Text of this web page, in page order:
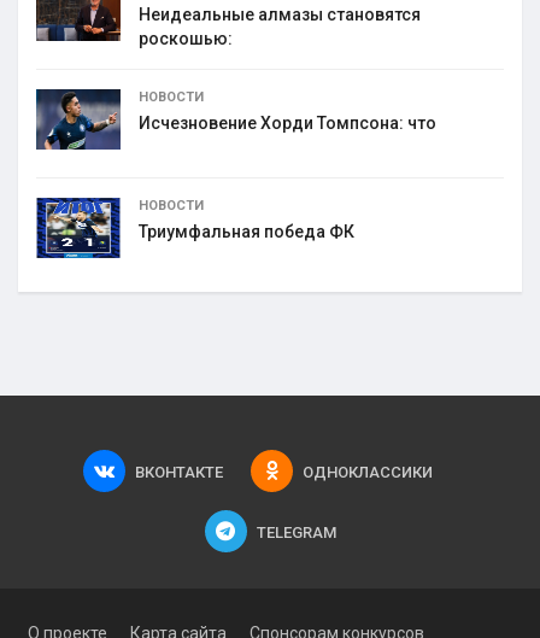
Неидеальные алмазы становятся
роскошью:
НОВОСТИ
Исчезновение Хорди Томпсона: что
НОВОСТИ
Триумфальная победа ФК
ВКОНТАКТЕ ОДНОКЛАССИКИ
TELEGRAM
О проекте Карта сайта Спонсорам конкурсов